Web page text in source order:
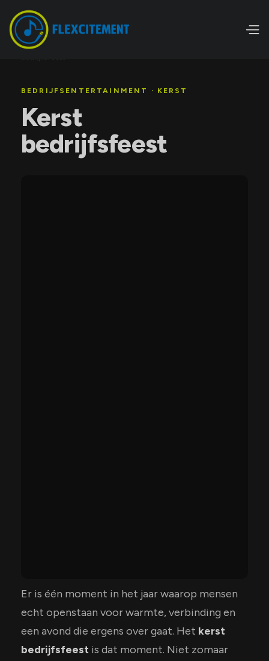
Flexcitement
bedrijfsfeest
BEDRIJFSENTERTAINMENT · KERST
Kerst
bedrijfsfeest
Er is één moment in het jaar waarop mensen
echt openstaan voor warmte, verbinding en
een avond die ergens over gaat. Het kerst
bedrijfsfeest is dat moment. Niet zomaar